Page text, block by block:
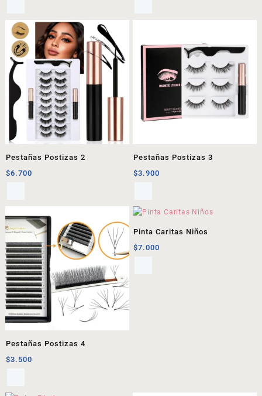
Pestañas Postizas 2
$6.700
Pestañas Postizas 3
$3.900
Pestañas Postizas 4
$3.500
Pinta Caritas Niños
$7.000